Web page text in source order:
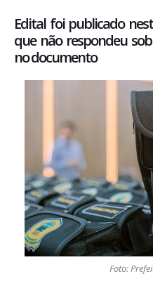
Edital foi publicado
que não respondeu
no documento
Foto: